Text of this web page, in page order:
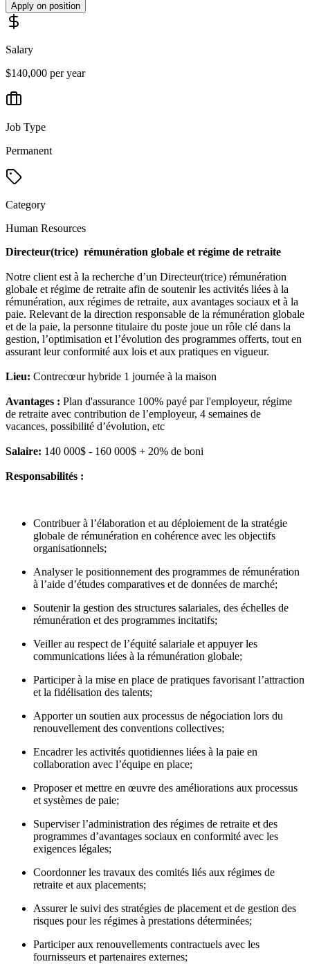
Apply on position
Salary
$140,000 per year
Job Type
Permanent
Category
Human Resources
Directeur(trice) rémunération globale et régime de retraite
Notre client est à la recherche d’un Directeur(trice) rémunération
globale et régime de retraite afin de soutenir les activités liées à la
rémunération, aux régimes de retraite, aux avantages sociaux et à la
paie. Relevant de la direction responsable de la rémunération globale
et de la paie, la personne titulaire du poste joue un rôle clé dans la
gestion, l’optimisation et l’évolution des programmes offerts, tout en
assurant leur conformité aux lois et aux pratiques en vigueur.
Lieu: Contrecœur hybride 1 journée à la maison
Avantages : Plan d'assurance 100% payé par l'employeur, régime
de retraite avec contribution de l’employeur, 4 semaines de
vacances, possibilité d’évolution, etc
Salaire: 140 000$ - 160 000$ + 20% de boni
Responsabilités :
Contribuer à l’élaboration et au déploiement de la stratégie
globale de rémunération en cohérence avec les objectifs
organisationnels;
Analyser le positionnement des programmes de rémunération
à l’aide d’études comparatives et de données de marché;
Soutenir la gestion des structures salariales, des échelles de
rémunération et des programmes incitatifs;
Veiller au respect de l’équité salariale et appuyer les
communications liées à la rémunération globale;
Participer à la mise en place de pratiques favorisant l’attraction
et la fidélisation des talents;
Apporter un soutien aux processus de négociation lors du
renouvellement des conventions collectives;
Encadrer les activités quotidiennes liées à la paie en
collaboration avec l’équipe en place;
Proposer et mettre en œuvre des améliorations aux processus
et systèmes de paie;
Superviser l’administration des régimes de retraite et des
programmes d’avantages sociaux en conformité avec les
exigences légales;
Coordonner les travaux des comités liés aux régimes de
retraite et aux placements;
Assurer le suivi des stratégies de placement et de gestion des
risques pour les régimes à prestations déterminées;
Participer aux renouvellements contractuels avec les
fournisseurs et partenaires externes;